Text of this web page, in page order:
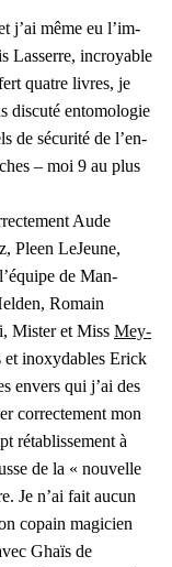
j’ai même eu l’im­
Las­serre, incroyable
quatre livres, je
dis­cu­té ento­mo­lo­gie
de sécu­ri­té de l’en­
– moi 9 au plus
Aude
Pleen LeJeune,
de Man­
Romain
Mis­ter et Miss Mey­
et inoxy­dables Erick
envers qui j’ai des
cor­rec­te­ment mon
réta­blis­se­ment à
de la « nou­velle
Je n’ai fait aucun
copain magi­cien
Ghaïs de